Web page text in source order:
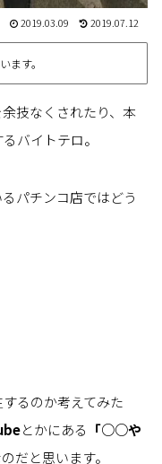
2019.03.09 2019.07.12
ます。
技なくされたり、本
バイトテロ。
パチンコ店ではどう
るのか考えてみた
とかにある 「○○や
だと思います。